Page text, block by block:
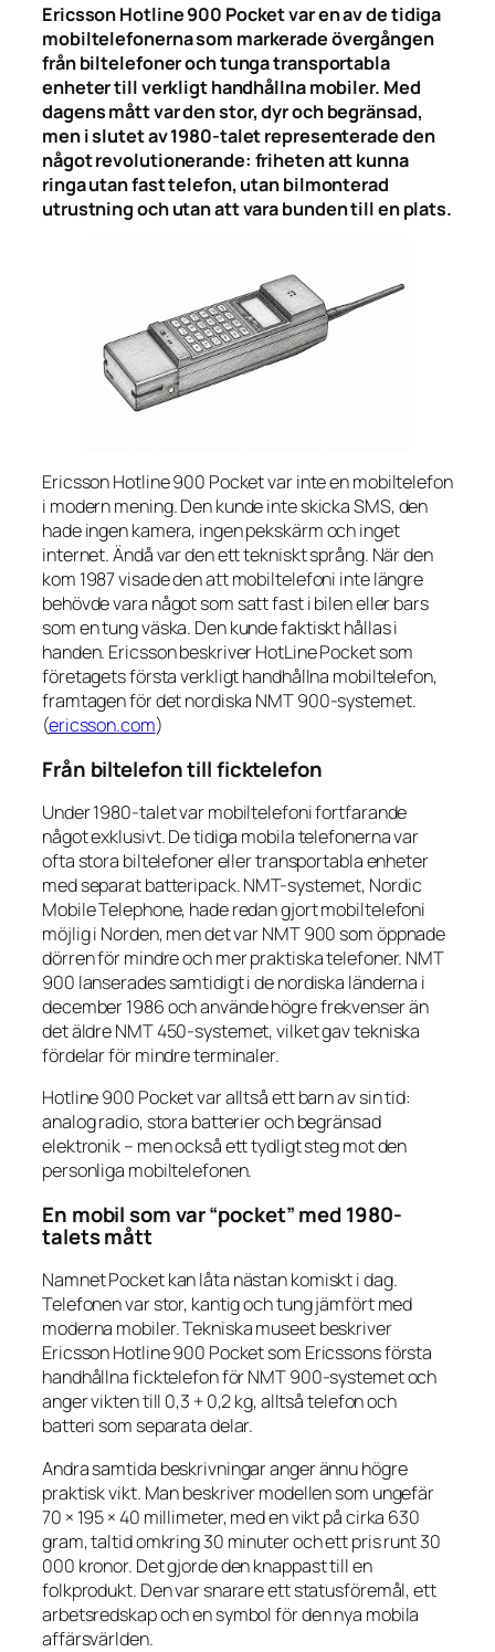
Ericsson Hotline 900 Pocket var en av de tidiga
mobiltelefonerna som markerade övergången
från biltelefoner och tunga transportabla
enheter till verkligt handhållna mobiler. Med
dagens mått var den stor, dyr och begränsad,
men i slutet av 1980-talet representerade den
något revolutionerande: friheten att kunna
ringa utan fast telefon, utan bilmonterad
utrustning och utan att vara bunden till en plats.
Ericsson Hotline 900 Pocket var inte en mobiltelefon
i modern mening. Den kunde inte skicka SMS, den
hade ingen kamera, ingen pekskärm och inget
internet. Ändå var den ett tekniskt språng. När den
kom 1987 visade den att mobiltelefoni inte längre
behövde vara något som satt fast i bilen eller bars
som en tung väska. Den kunde faktiskt hållas i
handen. Ericsson beskriver HotLine Pocket som
företagets första verkligt handhållna mobiltelefon,
framtagen för det nordiska NMT 900-systemet.
(ericsson.com)
Från biltelefon till ficktelefon
Under 1980-talet var mobiltelefoni fortfarande
något exklusivt. De tidiga mobila telefonerna var
ofta stora biltelefoner eller transportabla enheter
med separat batteripack. NMT-systemet, Nordic
Mobile Telephone, hade redan gjort mobiltelefoni
möjlig i Norden, men det var NMT 900 som öppnade
dörren för mindre och mer praktiska telefoner. NMT
900 lanserades samtidigt i de nordiska länderna i
december 1986 och använde högre frekvenser än
det äldre NMT 450-systemet, vilket gav tekniska
fördelar för mindre terminaler.
Hotline 900 Pocket var alltså ett barn av sin tid:
analog radio, stora batterier och begränsad
elektronik – men också ett tydligt steg mot den
personliga mobiltelefonen.
En mobil som var “pocket” med 1980-
talets mått
Namnet Pocket kan låta nästan komiskt i dag.
Telefonen var stor, kantig och tung jämfört med
moderna mobiler. Tekniska museet beskriver
Ericsson Hotline 900 Pocket som Ericssons första
handhållna ficktelefon för NMT 900-systemet och
anger vikten till 0,3 + 0,2 kg, alltså telefon och
batteri som separata delar.
Andra samtida beskrivningar anger ännu högre
praktisk vikt. Man beskriver modellen som ungefär
70 × 195 × 40 millimeter, med en vikt på cirka 630
gram, taltid omkring 30 minuter och ett pris runt 30
000 kronor. Det gjorde den knappast till en
folkprodukt. Den var snarare ett statusföremål, ett
arbetsredskap och en symbol för den nya mobila
affärsvärlden.